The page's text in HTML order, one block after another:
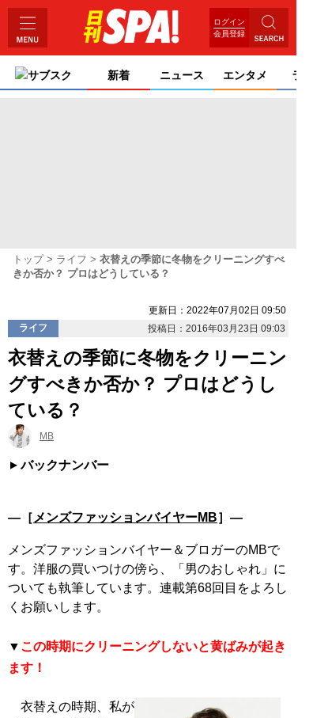
ログイン
会員登録
サブスク 新着 ニュース エンタメ ライ
トップ ライフ
衣替えの季節に冬物をクリーニングすべ
きか否か？ プロはどうしている？
更新日：2022年07月02日 09:50
ライフ
投稿日：2016年03月23日 09:03
衣替えの季節に冬物をクリーニン
グすべきか否か？ プロはどうし
ている？
MB
バックナンバー
―［ メンズファッションバイヤーMB］―
メンズファッションバイヤー＆ブロガーのMBで
す。洋服の買いつけの傍ら、「男のおしゃれ」に
ついても執筆しています。連載第68回目をよろし
くお願いします。
▼ この時期にクリーニングしないと黄ばみが起き
ます！
衣替えの時期、私が